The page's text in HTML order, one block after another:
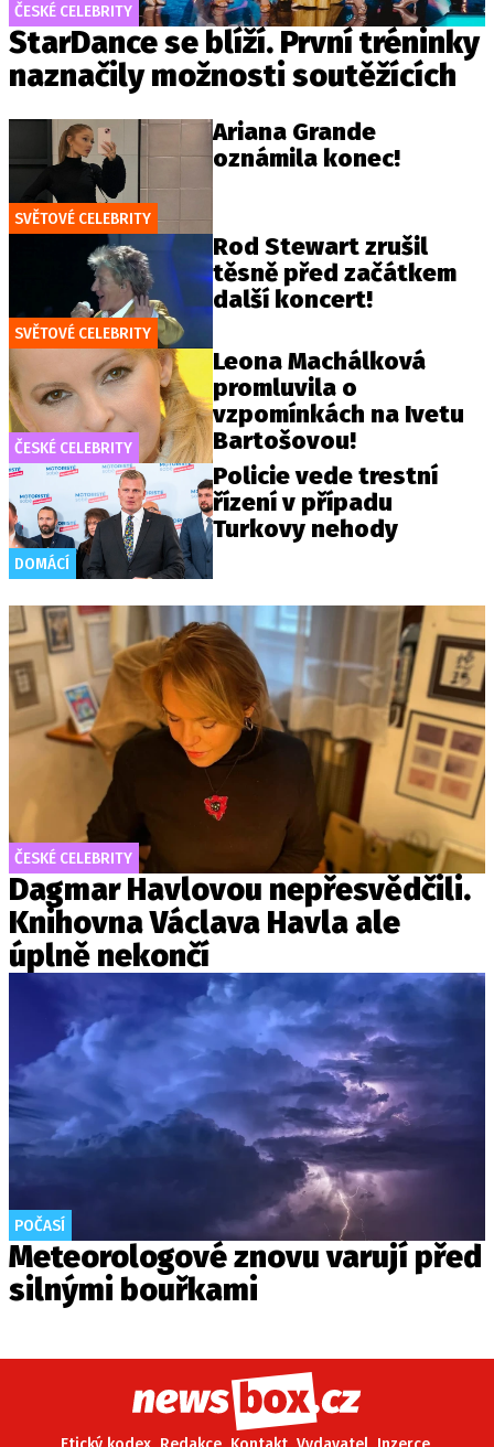
ČESKÉ CELEBRITY
StarDance se blíží. První tréninky
naznačily možnosti soutěžících
SVĚTOVÉ CELEBRITY
Ariana Grande
oznámila konec!
SVĚTOVÉ CELEBRITY
Rod Stewart zrušil
těsně před začátkem
další koncert!
ČESKÉ CELEBRITY
Leona Machálková
promluvila o
vzpomínkách na Ivetu
Bartošovou!
DOMÁCÍ
Policie vede trestní
řízení v případu
Turkovy nehody
ČESKÉ CELEBRITY
Dagmar Havlovou nepřesvědčili.
Knihovna Václava Havla ale
úplně nekončí
POČASÍ
Meteorologové znovu varují před
silnými bouřkami